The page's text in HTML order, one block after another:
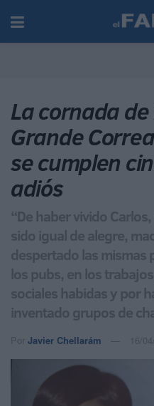
La cornada
Grande
se cumplen
adiós
“De haber vivido
sido igual de alegre,
despertado las mismas
los pubs, en los
sociales habidas y por
inventado grupos de
Por Javier Chellarám 16/